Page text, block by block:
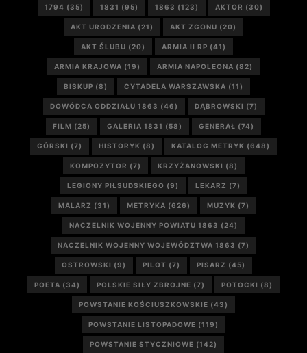
1794 (35) 1831 (95) 1863 (123) AKTOR (30)
AKT URODZENIA (21) AKT ZGONU (20)
AKT ŚLUBU (20) ARMIA II RP (41)
ARMIA KRAJOWA (19) ARMIA NAPOLEONA (82)
BISKUP (8) CYTADELA WARSZAWSKA (11)
DOWÓDCA ODDZIAŁU 1863 (46) DĄBROWSKI (7)
FILM (25) GALERIA 1831 (58) GENERAŁ (74)
GÓRSKI (7) HISTORYK (8) KATALOG METRYK (648)
KOMPOZYTOR (7) KRZYŻANOWSKI (8)
LEGIONY PIŁSUDSKIEGO (9) LEKARZ (7)
MALARZ (31) METRYKA (626) MUZYK (7)
NACZELNIK WOJENNY POWIATU 1863 (24)
NACZELNIK WOJENNY WOJEWÓDZTWA 1863 (7)
OSTROWSKI (9) PILOT (7) PISARZ (45)
POETA (34) POLSKIE SIŁY ZBROJNE (7) POTOCKI (8)
POWSTANIE KOŚCIUSZKOWSKIE (43)
POWSTANIE LISTOPADOWE (119)
POWSTANIE STYCZNIOWE (142)